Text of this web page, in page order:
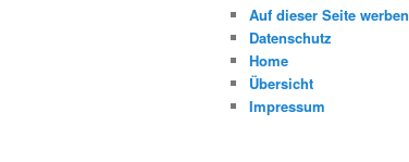
Auf dieser Seite werben
Datenschutz
Home
Übersicht
Impressum